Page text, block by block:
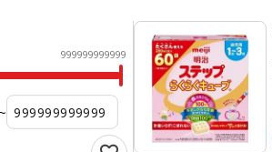
999999999999
~